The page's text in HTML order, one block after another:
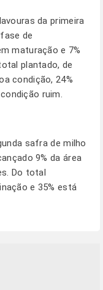
da primeira
de
maturação e 7%
plantado, de
condição, 24%
ruim.
safra de milho
9% da área
Do total
e 35% está